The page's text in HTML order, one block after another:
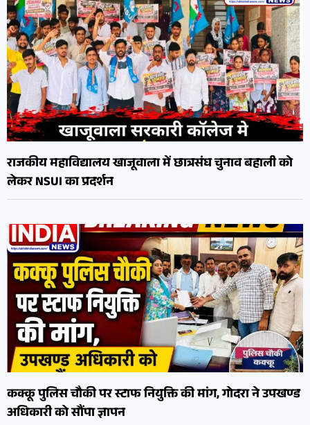
राजकीय महाविद्यालय खाजूवाला में छात्रसंघ चुनाव बहाली को
लेकर NSUI का प्रदर्शन
कक्कू पुलिस चौकी पर स्टाफ नियुक्ति की मांग, गोदरा ने उपखण्ड
अधिकारी को सौंपा ज्ञापन